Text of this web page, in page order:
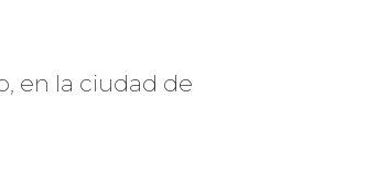
en la ciudad de